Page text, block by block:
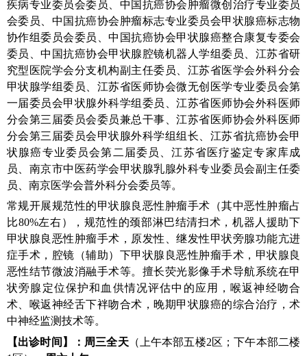
疾病专业委员会委员、中国抗癌协会肿瘤微创治疗专业委员
会委员、中国抗癌协会肿瘤标志专业委员会甲状腺癌标志物
协作组委员会委员、中国抗癌协会甲状腺癌整合康复专委会
委员、中国抗癌协会甲状腺腔镜机器人学组委员、江苏省研
究型医院学会分支机构副主任委员、江苏省医学会外科分会
甲状腺学组委员、江苏省医师协会微无创医学专业委员会第
一届委员会甲状腺外科学组委员、江苏省医师协会外科医师
分会第三届委员会委员兼总干事、江苏省医师协会外科医师
分会第三届委员会甲状腺外科学组组长、江苏省抗癌协会甲
状腺癌专业委员会第二届委员、江苏省医疗鉴定专家库成
员、南京市中医药学会甲状腺乳腺外科专业委员会副主任委
员、南京医学会普外科分会委员等。
常规开展规范性的甲状腺良恶性肿瘤手术（其中恶性肿瘤占
比80%左右），规范性的颈部淋巴结清扫术，机器人援助下
甲状腺良恶性肿瘤手术，原发性、继发性甲状旁腺功能亢进
症手术，腔镜（辅助）下甲状腺良恶性肿瘤手术，甲状腺良
恶性结节微波消融手术等。擅长荧光影像手术导航系统在甲
状旁腺定位保护和血供情况评估中的应用，喉返神经吻合
术、喉返神经舌下袢吻合术，晚期甲状腺癌的综合治疗，术
中神经监测技术等。
【出诊时间】
： 周三全天（上午本部五楼2区；下午本部二楼